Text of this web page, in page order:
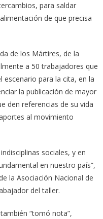
para saldar
de que precisa
de los Mártires, de la
a 50 trabajadores que
escenario para la cita, en la
la publicación de mayor
den referencias de su vida
al movimiento
sociales, y en
en nuestro país”,
la Asociación Nacional de
del taller.
“tomó nota”,